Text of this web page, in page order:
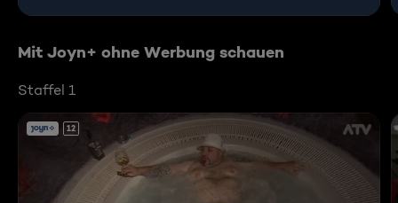
Mit Joyn+ ohne Werbung schauen
Staffel 1
12